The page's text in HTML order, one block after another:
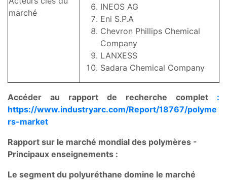
marché
INEOS AG
Eni S.P.A
Chevron Phillips Chemical
Company
LANXESS
Sadara Chemical Company
Accéder au rapport de recherche complet :
https://www.industryarc.com/Report/18767/polyme
rs-market
Rapport sur le marché mondial des polymères -
Principaux enseignements :
Le segment du polyuréthane domine le marché